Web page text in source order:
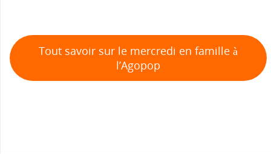
Tout savoir sur le mercredi en famille à
l’Agopop